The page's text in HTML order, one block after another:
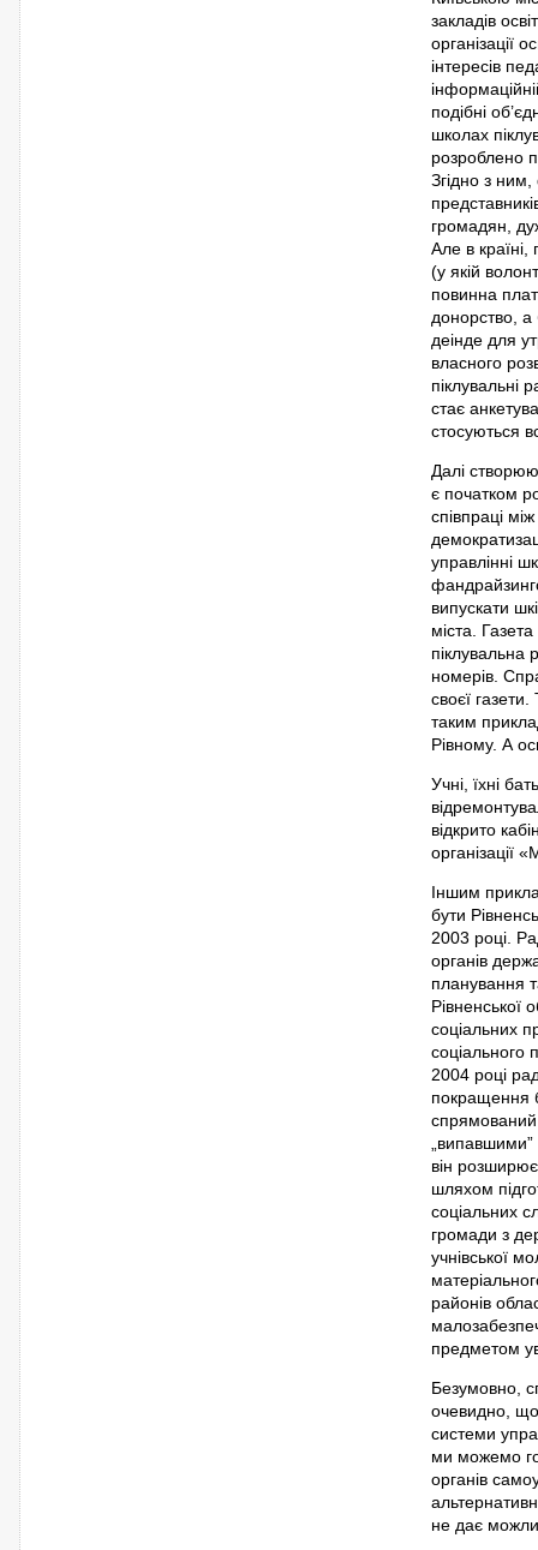
закладів
організації
інтересів
подібні
школах
розроблено
Згідно з
громадян,
Але в
(у якій
повинна
донорство, а
деінде для
власного
піклувальні
стає
стосуються
Далі
є початком
співпраці
управлінні
випускати
міста.
піклувальна
номерів.
своєї
таким
Рівному. А
Учні, їхні
відкрито
організації
Іншим
бути
2003 році.
органів
планування
Рівненської
соціальних
соціального
2004 році
покращення
спрямований
він
шляхом
соціальних
громади з
учнівської
районів
предметом
Безумовно,
очевидно,
системи
ми можемо
органів
не дає